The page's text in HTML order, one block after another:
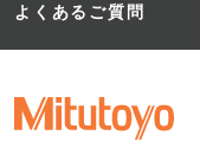
よくあるご質問